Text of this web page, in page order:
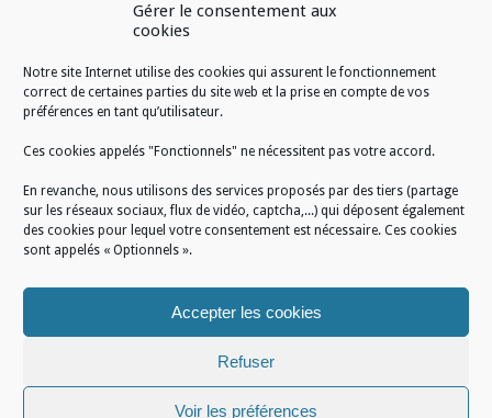
Gérer le consentement aux
cookies
Notre site Internet utilise des cookies qui assurent le fonctionnement
correct de certaines parties du site web et la prise en compte de vos
préférences en tant qu’utilisateur.
Ces cookies appelés "Fonctionnels" ne nécessitent pas votre accord.
En revanche, nous utilisons des services proposés par des tiers (partage
sur les réseaux sociaux, flux de vidéo, captcha,...) qui déposent également
des cookies pour lequel votre consentement est nécessaire. Ces cookies
sont appelés « Optionnels ».
Accepter les cookies
Refuser
Voir les préférences
RÉALISATION